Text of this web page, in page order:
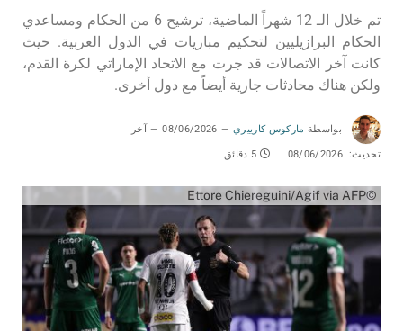
تم خلال الـ 12 شهراً الماضية، ترشيح 6 من الحكام ومساعدي
الحكام البرازيليين لتحكيم مباريات في الدول العربية. حيث
كانت آخر الاتصالات قد جرت مع الاتحاد الإماراتي لكرة القدم،
ولكن هناك محادثات جارية أيضاً مع دول أخرى.
بواسطة ماركوس كارييري 08/06/2026 آخر
تحديث: 08/06/2026 5 دقائق
©Ettore Chiereguini/Agif via AFP